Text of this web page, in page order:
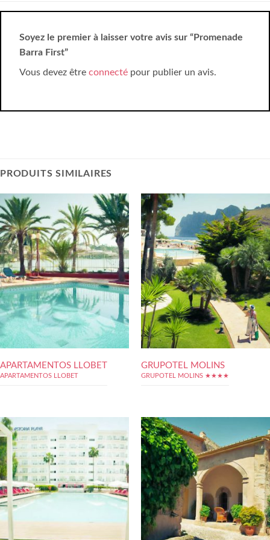
Soyez le premier à laisser votre avis sur “Promenade
Barra First”
Vous devez être connecté pour publier un avis.
PRODUITS SIMILAIRES
APARTAMENTOS LLOBET
APARTAMENTOS LLOBET
GRUPOTEL MOLINS
GRUPOTEL MOLINS ★★★★